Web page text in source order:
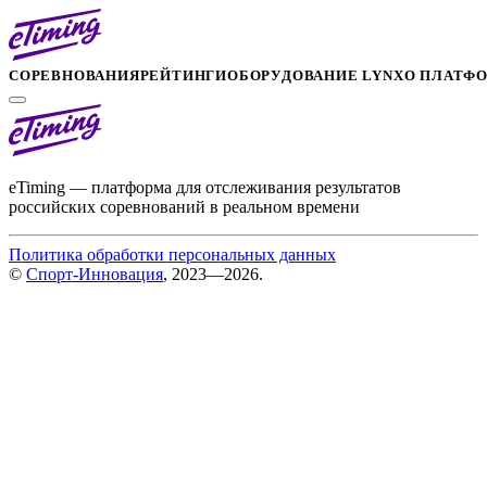
СОРЕВНОВАНИЯРЕЙТИНГИОБОРУДОВАНИЕ LYNXО
eTiming — платформа для отслеживания результатов
российских соревнований в реальном времени
Политика обработки персональных данных
© Спорт-Инновация, 2023—2026.